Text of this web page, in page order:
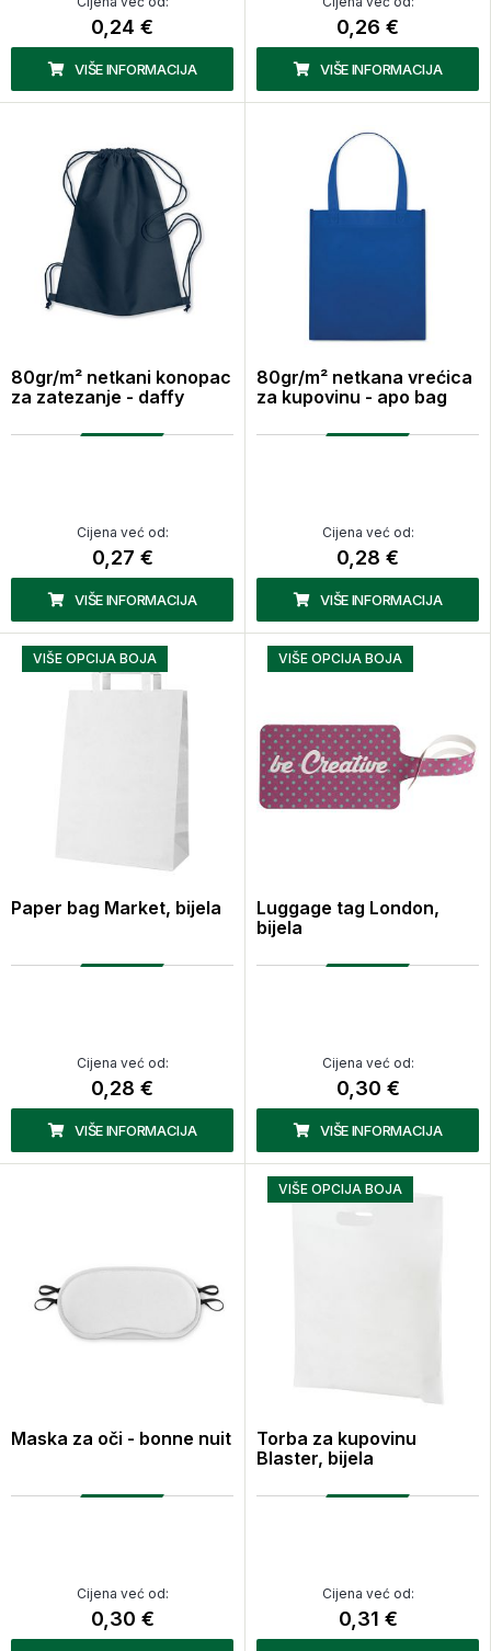
0,24 €
VIŠE INFORMACIJA
0,26 €
VIŠE INFORMACIJA
80gr/m² netkani konopac
za zatezanje - daffy
Cijena već od:
0,27 €
VIŠE INFORMACIJA
80gr/m² netkana vrećica
za kupovinu - apo bag
Cijena već od:
0,28 €
VIŠE INFORMACIJA
VIŠE OPCIJA BOJA
Paper bag Market, bijela
Cijena već od:
0,28 €
VIŠE INFORMACIJA
VIŠE OPCIJA BOJA
Luggage tag London,
bijela
Cijena već od:
0,30 €
VIŠE INFORMACIJA
Maska za oči - bonne nuit
Cijena već od:
0,30 €
VIŠE OPCIJA BOJA
Torba za kupovinu
Blaster, bijela
Cijena već od:
0,31 €